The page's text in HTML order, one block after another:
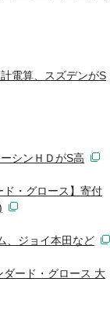
電算、スズデンがS
シンＨＤがS高
・グロース】寄付
、ジョイ本田など
ード・グロース 大